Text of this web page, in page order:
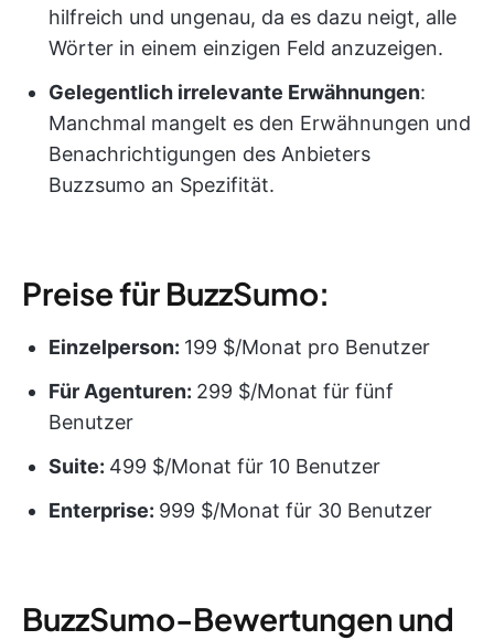
hilfreich und ungenau, da es dazu neigt, alle
Wörter in einem einzigen Feld anzuzeigen.
Gelegentlich irrelevante Erwähnungen:
Manchmal mangelt es den Erwähnungen und
Benachrichtigungen des Anbieters
Buzzsumo an Spezifität.
Preise für BuzzSumo:
Einzelperson: 199 $/Monat pro Benutzer
Für Agenturen: 299 $/Monat für fünf
Benutzer
Suite: 499 $/Monat für 10 Benutzer
Enterprise: 999 $/Monat für 30 Benutzer
BuzzSumo-Bewertungen und